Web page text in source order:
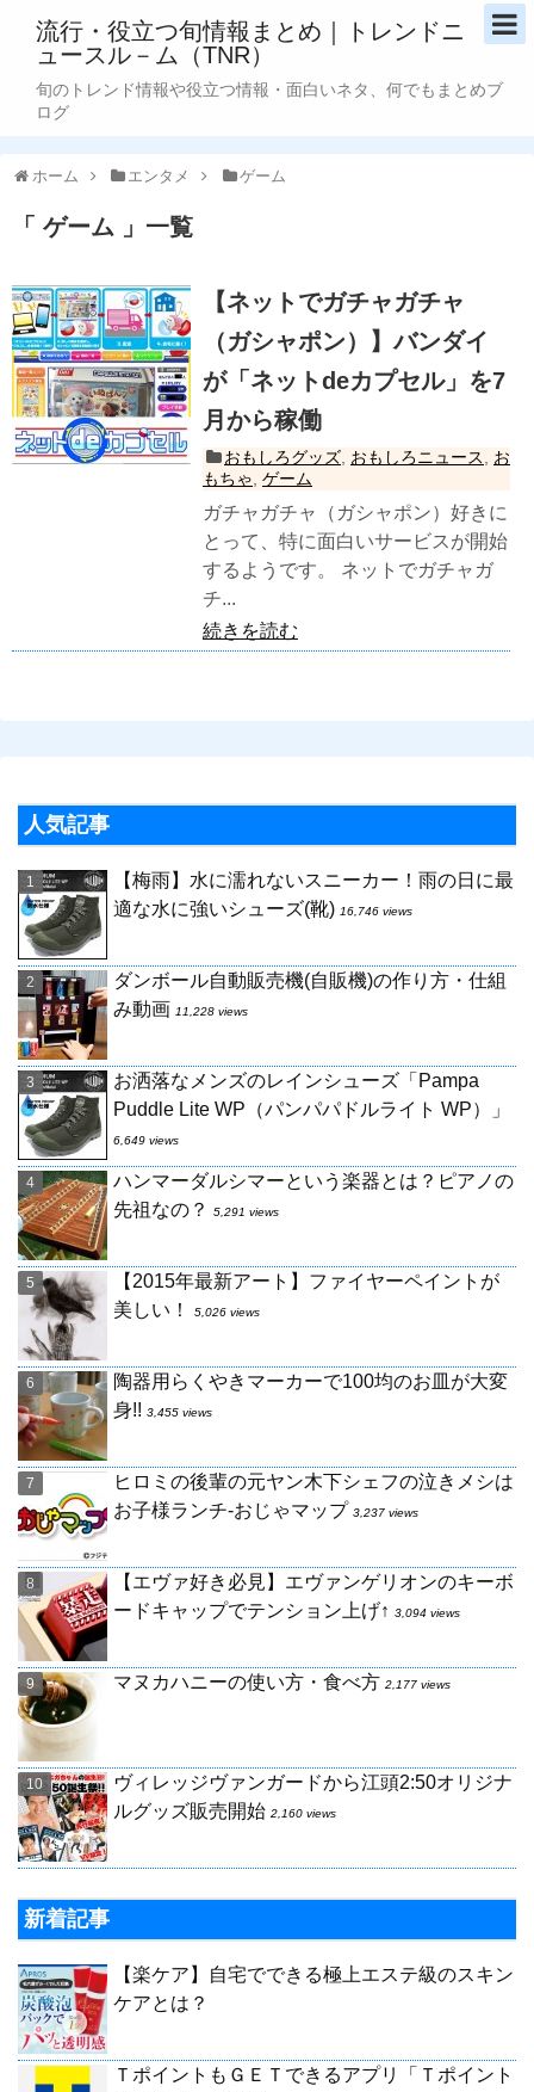
流行・役立つ旬情報まとめ｜トレンドニ
ュースル－ム（TNR）
旬のトレンド情報や役立つ情報・面白いネタ、何でもまとめブ
ログ
ホーム エンタメ ゲーム
ゲーム 一覧
【ネットでガチャガチャ
（ガシャポン）】バンダイ
が「ネットdeカプセル」を7
月から稼働
おもしろグッズ, おもしろニュース, お
もちゃ, ゲーム
ガチャガチャ（ガシャポン）好きに
とって、特に面白いサービスが開始
するようです。 ネットでガチャガ
チ...
続きを読む
人気記事
【梅雨】水に濡れないスニーカー！雨の日に最
適な水に強いシューズ(靴) 16,746 views
ダンボール自動販売機(自販機)の作り方・仕組
み動画 11,228 views
お洒落なメンズのレインシューズ「Pampa
Puddle Lite WP（パンパパドルライト WP）」
6,649 views
ハンマーダルシマーという楽器とは？ピアノの
先祖なの？
5,291 views
【2015年最新アート】ファイヤーペイントが
美しい！
5,026 views
陶器用らくやきマーカーで100均のお皿が大変
身!! 3,455 views
ヒロミの後輩の元ヤン木下シェフの泣きメシは
お子様ランチ-おじゃマップ 3,237 views
【エヴァ好き必見】エヴァンゲリオンのキーボ
ードキャップでテンション上げ↑ 3,094 views
マヌカハニーの使い方・食べ方 2,177 views
ヴィレッジヴァンガードから江頭2:50オリジナ
ルグッズ販売開始 2,160 views
新着記事
【楽ケア】自宅でできる極上エステ級のスキン
ケアとは？
ＴポイントもＧＥＴできるアプリ「Ｔポイント